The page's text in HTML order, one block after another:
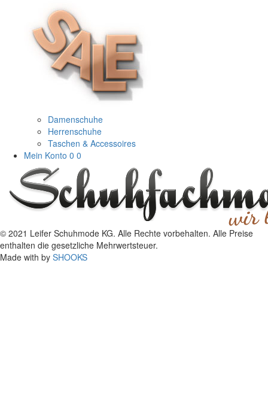
Damenschuhe
Herrenschuhe
Taschen & Accessoires
Mein Konto 0 0
© 2021 Leifer Schuhmode KG. Alle Rechte vorbehalten. Alle Preise
enthalten die gesetzliche Mehrwertsteuer.
Made with by SHOOKS